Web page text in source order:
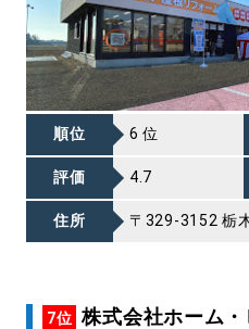
順位 6 位
評価 4.7
住所 〒329-3152 栃
7位 株式会社ホーム